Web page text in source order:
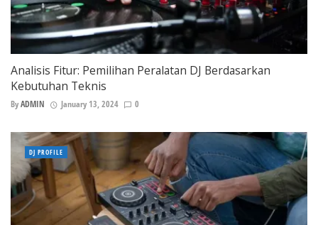
Analisis Fitur: Pemilihan Peralatan DJ Berdasarkan
Kebutuhan Teknis
ByADMIN January 13, 2024 0
DJ PROFILE